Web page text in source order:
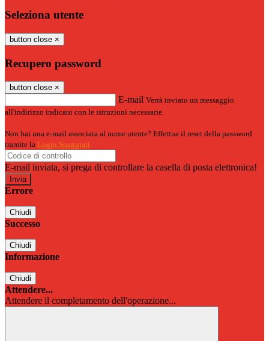
Seleziona utente
button close ×
Recupero password
button close ×
E-mail Verrà inviato un messaggio
all'indirizzo indicato con le istruzioni necessarie.
Non hai una e-mail associata al nome utente? Effettua il reset della password
tramite la Login Spaggiari
E-mail inviata, si prega di controllare la casella di posta elettronica!
Errore
Chiudi
Successo
Chiudi
Informazione
Chiudi
Attendere...
Attendere il completamento dell'operazione...